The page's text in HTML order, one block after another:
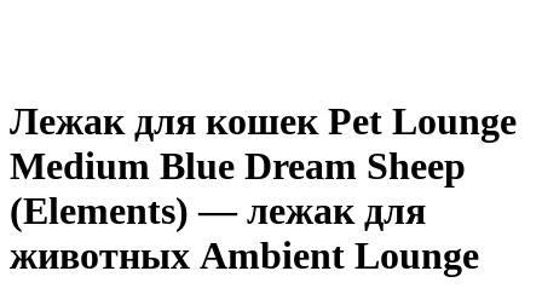
Лежак для кошек Pet Lounge
Medium Blue Dream Sheep
(Elements) — лежак для
животных Ambient Lounge